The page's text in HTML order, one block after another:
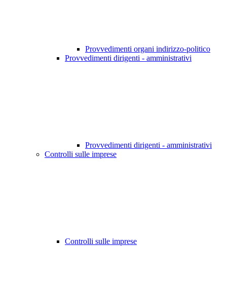
Provvedimenti organi indirizzo-politico
Provvedimenti dirigenti - amministrativi
Provvedimenti dirigenti - amministrativi
Controlli sulle imprese
Controlli sulle imprese